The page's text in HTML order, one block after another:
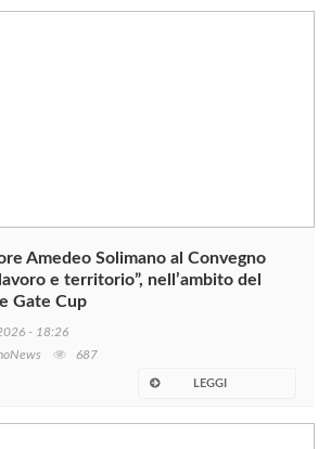
Amedeo Solimano al Convegno
e territorio”, nell’ambito del
Gate Cup
- 18:26
687
LEGGI